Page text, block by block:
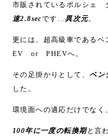
市販されているポルシェ
速2.8secです…異次元。
更には、超高級車であるベ
EV or PHEVへ。
その足掛かりとして、 ベン
した。
環境面への適応だけでなく
100年に一度の転換期と言